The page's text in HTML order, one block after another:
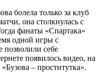
болела только за клуб
она столкнулась с
фанаты «Спартака»
одной игры с
себе
появилось видео, на
– проститутка».